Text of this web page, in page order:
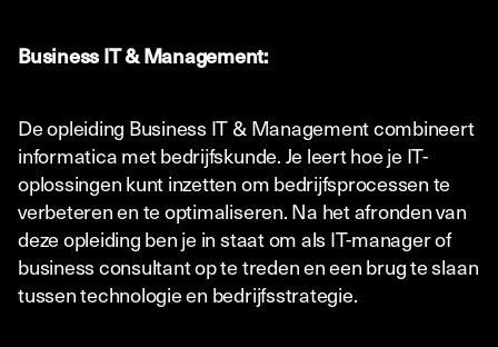
Business IT & Management:
De opleiding Business IT & Management combineert
informatica met bedrijfskunde. Je leert hoe je IT-
oplossingen kunt inzetten om bedrijfsprocessen te
verbeteren en te optimaliseren. Na het afronden van
deze opleiding ben je in staat om als IT-manager of
business consultant op te treden en een brug te slaan
tussen technologie en bedrijfsstrategie.